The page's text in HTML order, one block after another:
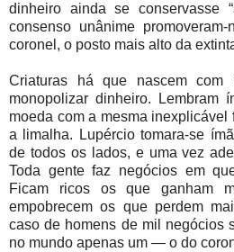
dinheiro ainda se conservasse
consenso unânime
coronel, o posto mais alto da
Criaturas há que nascem com
monopolizar dinheiro. Lembram
moeda com a mesma inexplicável
a limalha. Lupércio tomara-se
de todos os lados, e uma vez
Toda gente faz negócios em
Ficam ricos os que ganham
empobrecem os que perdem
caso de homens de mil negócios
no mundo apenas um — o do